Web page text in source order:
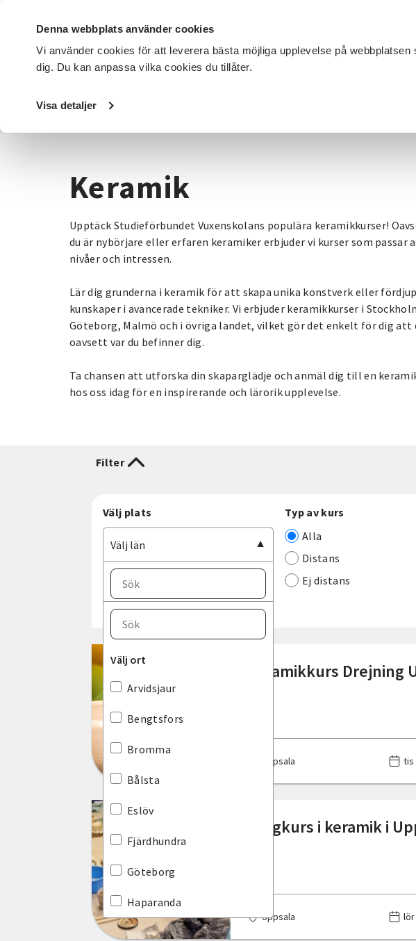
Denna webbplats använder cookies
Vi använder cookies för att leverera bästa möjliga upplevelse på
dig. Du kan anpassa vilka cookies du tillåter.
Visa detaljer
DET HÄR GÖR VI FÖR DIG SOM SÖK KURSER OCH EVENEMANG
Startsida / Kurser och evenemang
Keramik
Upptäck Studieförbundet Vuxenskolans populära keramikkurser!
du är nybörjare eller erfaren keramiker erbjuder vi kurser som passar
nivåer och intressen.
Lär dig grunderna i keramik för att skapa unika konstverk eller
kunskaper i avancerade tekniker. Vi erbjuder keramikkurser i
Göteborg, Malmö och i övriga landet, vilket gör det enkelt för dig att
oavsett var du befinner dig.
Ta chansen att utforska din skaparglädje och anmäl dig till en
hos oss idag för en inspirerande och lärorik upplevelse.
Filter
Välj plats
Välj län
Välj län
Norrbottens län
Välj ort
Välj ort
Arvidsjaur
Bengtsfors
Bromma
Bålsta
Eslöv
Fjärdhundra
Göteborg
Haparanda
Hedemora
Typ av kurs
Alla
Distans
Ej distans
Keramikkurs Drejning
Uppsala tis
Helgkurs i keramik i
Uppsala lör